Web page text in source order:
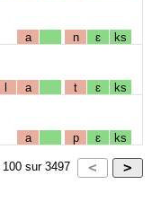
a n ɛ ks
l a t ɛ ks
a p ɛ ks
100 sur 3497